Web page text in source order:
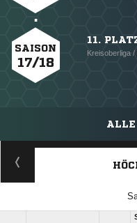
SAISON
17/18
11.
Kreisoberliga
ALLE